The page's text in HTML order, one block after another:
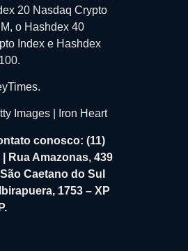
20 Nasdaq Crypto
o Hashdex 40
Index e Hashdex
Images | Iron Heart
conosco: (11)
| Rua Amazonas, 439
Caetano do Sul
1753 – XP